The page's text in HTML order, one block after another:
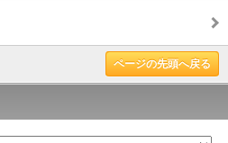
ページの先頭へ戻る